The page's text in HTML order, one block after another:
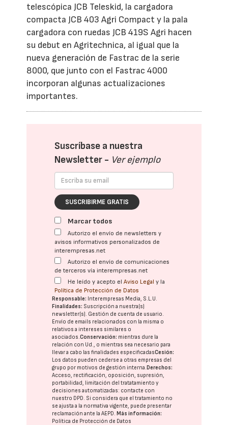
telescópica JCB Teleskid, la cargadora
compacta JCB 403 Agri Compact y la pala
cargadora con ruedas JCB 419S Agri hacen
su debut en Agritechnica, al igual que la
nueva generación de Fastrac de la serie
8000, que junto con el Fastrac 4000
incorporan algunas actualizaciones
importantes.
Suscríbase a nuestra
Newsletter - Ver ejemplo
SUSCRIBIRME GRATIS
Marcar todos
Autorizo el envío de newsletters y
avisos informativos personalizados de
interempresas.net
Autorizo el envío de comunicaciones
de terceros vía interempresas.net
He leído y acepto elAviso Legal y la
Política de Protección de Datos
Responsable: Interempresas Media, S.L.U.
Finalidades: Suscripción a nuestra(s)
newsletter(s). Gestión de cuenta de usuario.
Envío de emails relacionados con la misma o
relativos a intereses similares o
asociados.Conservación: mientras dure la
relación con Ud., o mientras sea necesario para
llevar a cabo las finalidades especificadasCesión:
Los datos pueden cederse a otras empresas del
grupo por motivos de gestión interna.Derechos:
Acceso, rectificación, oposición, supresión,
portabilidad, limitación del tratatamiento y
decisiones automatizadas: contacte con
nuestro DPD. Si considera que el tratamiento no
se ajusta a la normativa vigente, puede presentar
reclamación ante laAEPD.Más información:
Política de Protección de Datos